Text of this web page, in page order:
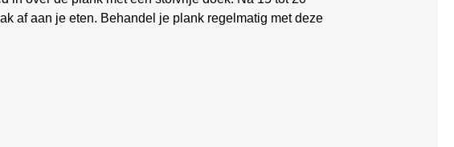
af aan je eten. Behandel je plank regelmatig met deze